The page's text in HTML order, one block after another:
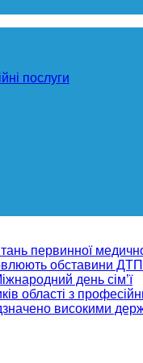
послуги
первинної
обставини
день сім’ї
області з
високими